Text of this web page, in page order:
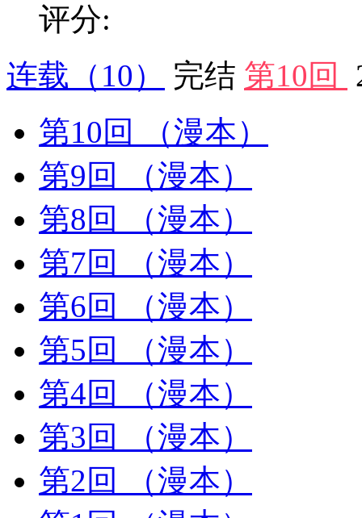
评分:
连载 （10） 完结 第10回
第10回
（漫本）
第9回
（漫本）
第8回
（漫本）
第7回
（漫本）
第6回
（漫本）
第5回
（漫本）
第4回
（漫本）
第3回
（漫本）
第2回
（漫本）